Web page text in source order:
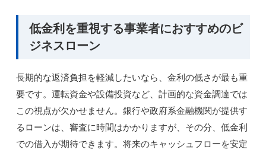
低金利を重視する事業者におすすめのビ
ジネスローン
長期的な返済負担を軽減したいなら、金利の低さが最も重
要です。運転資金や設備投資など、計画的な資金調達では
この視点が欠かせません。銀行や政府系金融機関が提供す
るローンは、審査に時間はかかりますが、その分、低金利
での借入が期待できます。将来のキャッシュフローを安定